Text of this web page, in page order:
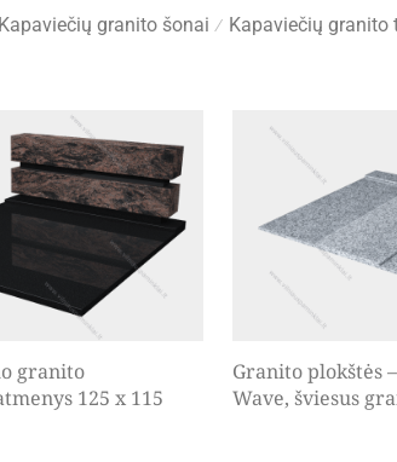
Kapaviečių granito šonai ⁄ Kapaviečių granito
granito
125 x 115
Granito plokštės
Wave, šviesus